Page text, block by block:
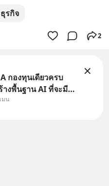
ธุรกิจ
2
กองทุนเดียวครบ
างพื้นฐาน AI ที่จะมี
หญ่ในประวัติศาสตร์
มน